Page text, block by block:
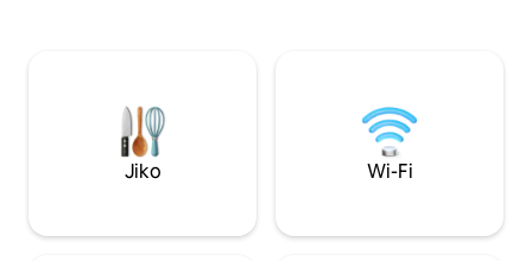
zamani. Mfumo wa kupasha joto: jiko la
kuni na rejeta za umeme.
Jiko Wi-Fi